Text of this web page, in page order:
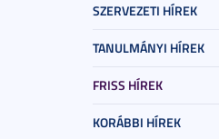
SZERVEZETI HÍREK
TANULMÁNYI HÍREK
FRISS HÍREK
KORÁBBI HÍREK